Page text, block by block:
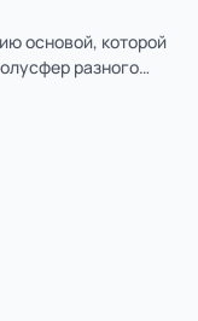
основой, которой
разного
из которых
TPV крошкой. Ноги
основой
площади
TPV
стенки и